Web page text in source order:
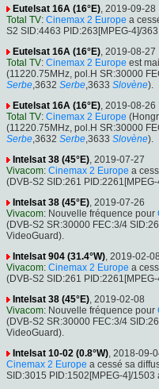
Eutelsat 16A (16°E) , 2019-09-28
Total TV: Cinemax 2 Europe a
S2 SID:4463 PID:263[MPEG-4]/
Eutelsat 16A (16°E) , 2019-08-27
Total TV: Cinemax 2 Europe est
(11220.75MHz, pol.H SR:30000
Serbe ,3632 Serbe ,3633 Slovène).
Eutelsat 16A (16°E) , 2019-08-26
Total TV: Cinemax 2 Europe
(11220.75MHz, pol.H SR:30000
Serbe ,3632 Serbe ,3633 Slovène).
Intelsat 38 (45°E) , 2019-07-27
Vivacom: Cinemax 2 Europe a
(DVB-S2 SID:261
Intelsat 38 (45°E) , 2019-07-26
Vivacom: Nouvelle fréquence pour
(DVB-S2 SR:30000 FEC:3/4
VideoGuard).
Intelsat 904 (31.4°W) , 2019-02-08
Vivacom: Cinemax 2 Europe a
(DVB-S2 SID:261
Intelsat 38 (45°E) , 2019-02-08
Vivacom: Nouvelle fréquence pour
(DVB-S2 SR:30000 FEC:3/4
VideoGuard).
Intelsat 10-02 (0.8°W) , 2018-09-
Cinemax 2 Europe a cessé sa
SID:3015 PID:1502[MPEG-4]/1503